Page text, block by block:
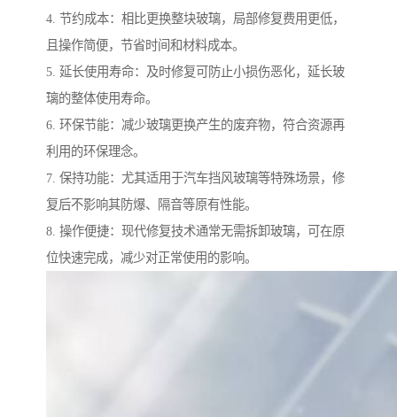
4. 节约成本：相比更换整块玻璃，局部修复费用更低，
且操作简便，节省时间和材料成本。
5. 延长使用寿命：及时修复可防止小损伤恶化，延长玻
璃的整体使用寿命。
6. 环保节能：减少玻璃更换产生的废弃物，符合资源再
利用的环保理念。
7. 保持功能：尤其适用于汽车挡风玻璃等特殊场景，修
复后不影响其防爆、隔音等原有性能。
8. 操作便捷：现代修复技术通常无需拆卸玻璃，可在原
位快速完成，减少对正常使用的影响。